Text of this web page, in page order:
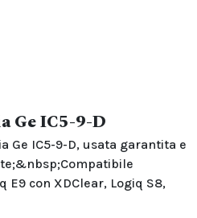
Ge IC5-9-D
Ge IC5-9-D, usata garantita e
E9 con XDClear, Logiq S8,